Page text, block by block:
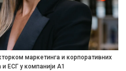
маркетинга и корпоративних
и ЕСГ у компанији А1